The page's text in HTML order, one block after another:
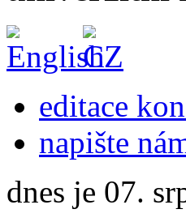
editace
napište
dnes je 07.